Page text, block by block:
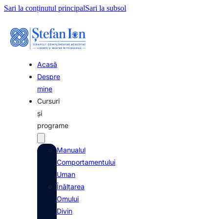
Sari la conținutul principalSari la subsol
Acasă
Despre
mine
Cursuri
şi
programe
Manualul
Comportamentului
Uman
Înălţarea
Omului
Divin